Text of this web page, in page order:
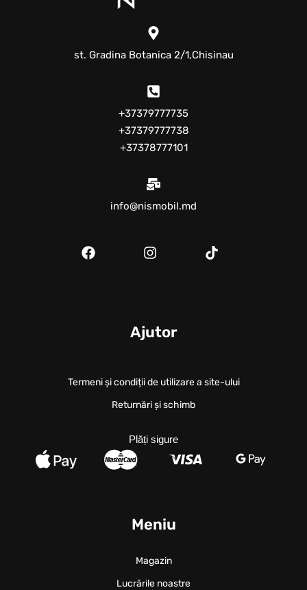
st. Gradina Botanica 2/1,Chisinau
+37379777735
+37379777738
+37378777101
info@nismobil.md
Meniu
Magazin
Lucrările noastre
Ajutor
Termeni și condiții de utilizare a site-ului
Returnări și schimb
Plăți sigure